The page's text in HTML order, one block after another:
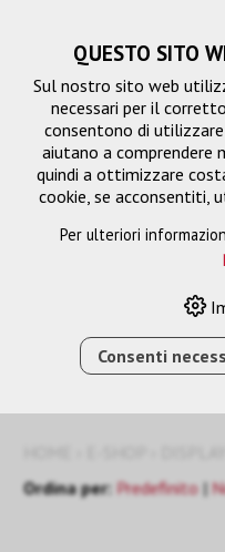
Ordina per: Predefinito|
QUESTO SITO
Sul nostro sito web
necessari per il
consentono di
aiutano a comprendere
quindi a ottimizzare
cookie, se acconsentiti,
Per ulteriori
Consenti